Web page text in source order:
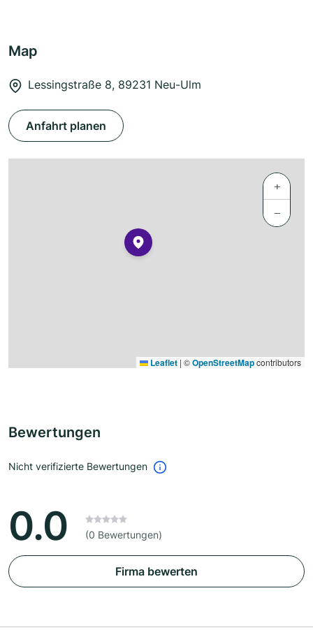
Map
Lessingstraße 8, 89231 Neu-Ulm
Anfahrt planen
+
−
Leaflet | ©OpenStreetMapcontributors
Bewertungen
Nicht verifizierte Bewertungen
0.0 (0 Bewertungen)
Firma bewerten